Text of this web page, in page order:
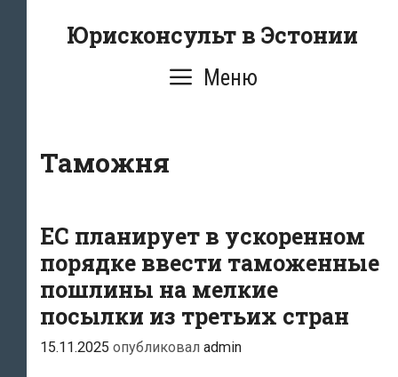
Юрисконсульт в Эстонии
Меню
Таможня
ЕС планирует в ускоренном
порядке ввести таможенные
пошлины на мелкие
посылки из третьих стран
15.11.2025 опубликовал admin